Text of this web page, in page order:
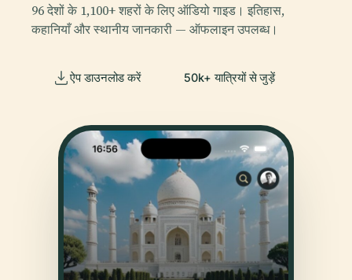
96 देशों के 1,100+ शहरों के लिए ऑडियो गाइड। इतिहास,
कहानियाँ और स्थानीय जानकारी — ऑफलाइन उपलब्ध।
ऐप डाउनलोड करें 50k+ यात्रियों से जुड़ें